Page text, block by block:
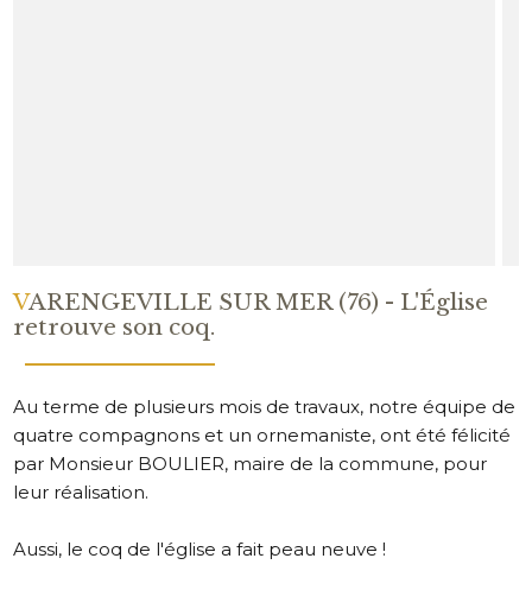
VARENGEVILLE SUR MER (76) - L'Église
retrouve son coq.
Au terme de plusieurs mois de travaux, notre équipe de
quatre compagnons et un ornemaniste, ont été félicité
par Monsieur BOULIER, maire de la commune, pour
leur réalisation.
Aussi, le coq de l'église a fait peau neuve !